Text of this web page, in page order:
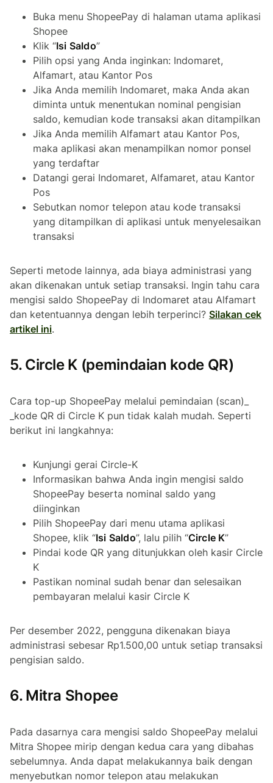
Buka menu ShopeePay di halaman utama aplikasi
Shopee
Klik “Isi Saldo”
Pilih opsi yang Anda inginkan: Indomaret,
Alfamart, atau Kantor Pos
Jika Anda memilih Indomaret, maka Anda akan
diminta untuk menentukan nominal pengisian
saldo, kemudian kode transaksi akan ditampilkan
Jika Anda memilih Alfamart atau Kantor Pos,
maka aplikasi akan menampilkan nomor ponsel
yang terdaftar
Datangi gerai Indomaret, Alfamaret, atau Kantor
Pos
Sebutkan nomor telepon atau kode transaksi
yang ditampilkan di aplikasi untuk menyelesaikan
transaksi
Seperti metode lainnya, ada biaya administrasi yang
akan dikenakan untuk setiap transaksi. Ingin tahu cara
mengisi saldo ShopeePay di Indomaret atau Alfamart
dan ketentuannya dengan lebih terperinci? Silakan cek
artikel ini.
5. Circle K (pemindaian kode QR)
Cara top-up ShopeePay melalui pemindaian (scan)_
_kode QR di Circle K pun tidak kalah mudah. Seperti
berikut ini langkahnya:
Kunjungi gerai Circle-K
Informasikan bahwa Anda ingin mengisi saldo
ShopeePay beserta nominal saldo yang
diinginkan
Pilih ShopeePay dari menu utama aplikasi
Shopee, klik “Isi Saldo”, lalu pilih “Circle K”
Pindai kode QR yang ditunjukkan oleh kasir Circle
K
Pastikan nominal sudah benar dan selesaikan
pembayaran melalui kasir Circle K
Per desember 2022, pengguna dikenakan biaya
administrasi sebesar Rp1.500,00 untuk setiap transaksi
pengisian saldo.
6. Mitra Shopee
Pada dasarnya cara mengisi saldo ShopeePay melalui
Mitra Shopee mirip dengan kedua cara yang dibahas
sebelumnya. Anda dapat melakukannya baik dengan
menyebutkan nomor telepon atau melakukan